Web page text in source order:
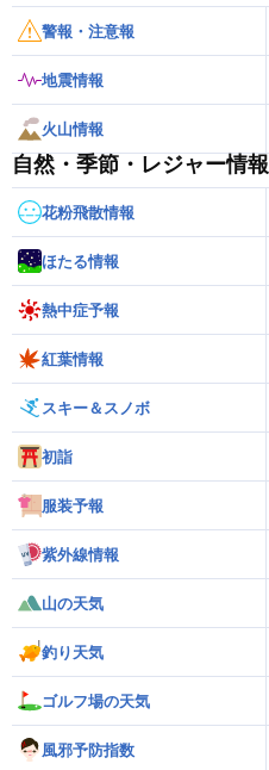
警報・注意報
地震情報
火山情報
自然・季節・レジャー情報
花粉飛散情報
ほたる情報
熱中症予報
紅葉情報
スキー＆スノボ
初詣
服装予報
紫外線情報
山の天気
釣り天気
ゴルフ場の天気
風邪予防指数